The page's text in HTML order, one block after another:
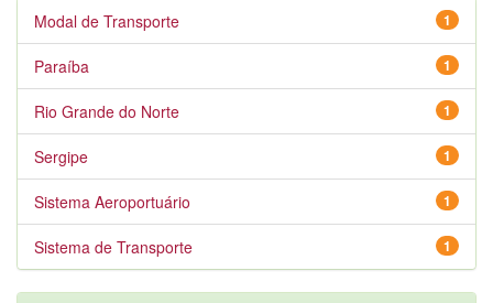
1
Modal de Transporte
1
Paraíba
1
Rio Grande do Norte
1
Sergipe
1
Sistema Aeroportuário
1
Sistema de Transporte